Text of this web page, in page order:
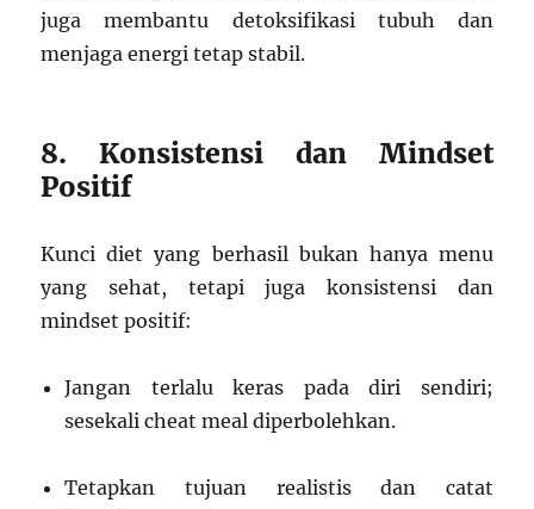
juga membantu detoksifikasi tubuh dan
menjaga energi tetap stabil.
8. Konsistensi dan Mindset
Positif
Kunci diet yang berhasil bukan hanya menu
yang sehat, tetapi juga konsistensi dan
mindset positif:
Jangan terlalu keras pada diri sendiri;
sesekali cheat meal diperbolehkan.
Tetapkan tujuan realistis dan catat